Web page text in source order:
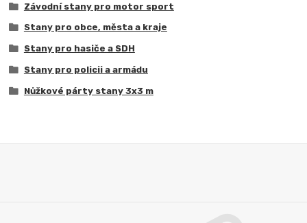
Závodní stany pro motor sport
Stany pro obce, města a kraje
Stany pro hasiče a SDH
Stany pro policii a armádu
Nůžkové párty stany 3x3 m